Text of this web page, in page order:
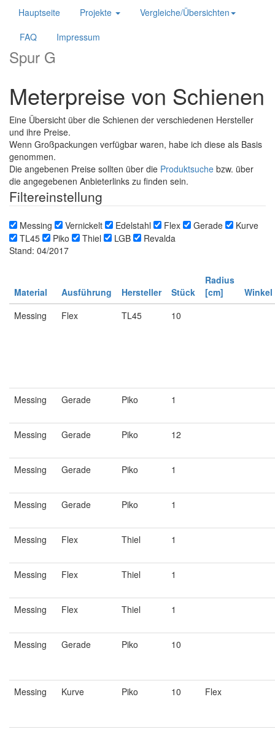
Hauptseite Projekte
Vergleiche/Übersichten
FAQ
Impressum
Spur G
Meterpreise von Schienen
Eine Übersicht über die Schienen der verschiedenen Hersteller
und ihre Preise.
Wenn Großpackungen verfügbar waren, habe ich diese als Basis
genommen.
Die angebenen Preise sollten über die Produktsuche bzw. über
die angegebenen Anbieterlinks zu finden sein.
Filtereinstellung
Messing Vernickelt Edelstahl Flex Gerade
Kurve
TL45
Piko Thiel LGB
Revalda
Stand: 04/2017
Material Ausführung Hersteller Stück
Radius
[cm]
Winkel
Messing
Flex TL45 10
Messing Gerade Piko 1
Messing Gerade Piko 12
Messing Gerade Piko 1
Messing Gerade Piko 1
Messing Flex Thiel 1
Messing Flex Thiel 1
Messing Flex Thiel 1
Messing Gerade Piko 10
Messing Kurve Piko 10 Flex